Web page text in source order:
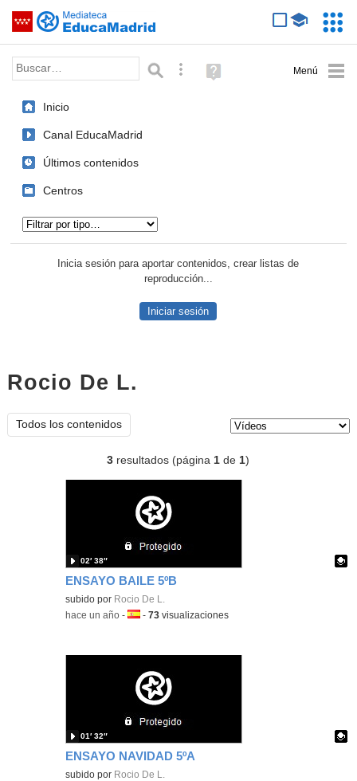
Saltar navegación
Palabra o frase: Búsqueda avanzada
Ayuda
(en
Inicio
Canal EducaMadrid
Últimos contenidos
Centros
Inicia sesión para aportar contenidos, crear listas de
reproducción...
Iniciar sesión
Rocio De L.
Todos los contenidos
3 resultados (página1 de1)
ENSAYO BAILE 5ºB
Contenido educativo.
subido por Rocio De L.
02′ 38″
-hace un año -Idioma:
-73 visualizaciones
ENSAYO NAVIDAD 5ºA
Contenido educativo.
subido por Rocio De L.
01′ 32″